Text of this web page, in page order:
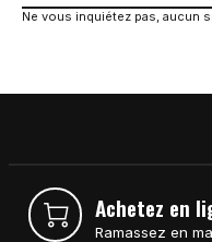
Ne vous inquiétez pas, aucun
Achetez en
Ramassez en